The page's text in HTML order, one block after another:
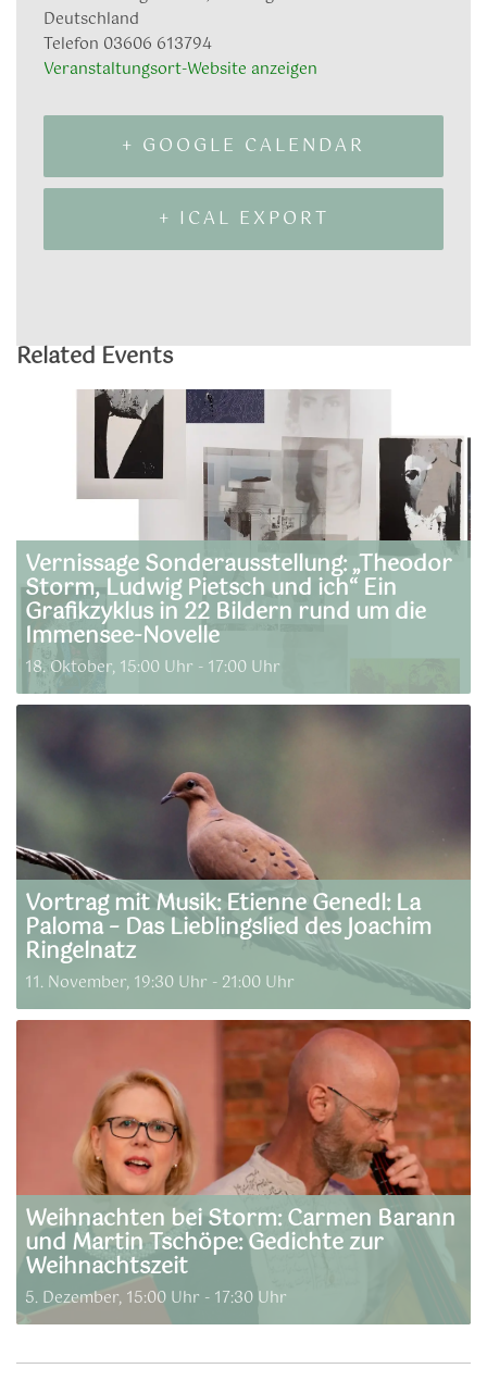
Deutschland
Telefon 03606 613794
Veranstaltungsort-Website anzeigen
+ GOOGLE CALENDAR
+ ICAL EXPORT
Related Events
Vernissage Sonderausstellung: „Theodor
Storm, Ludwig Pietsch und ich“ Ein
Grafikzyklus in 22 Bildern rund um die
Immensee-Novelle
18. Oktober, 15:00 Uhr - 17:00 Uhr
Vortrag mit Musik: Etienne Genedl: La
Paloma – Das Lieblingslied des Joachim
Ringelnatz
11. November, 19:30 Uhr - 21:00 Uhr
Weihnachten bei Storm: Carmen Barann
und Martin Tschöpe: Gedichte zur
Weihnachtszeit
5. Dezember, 15:00 Uhr - 17:30 Uhr